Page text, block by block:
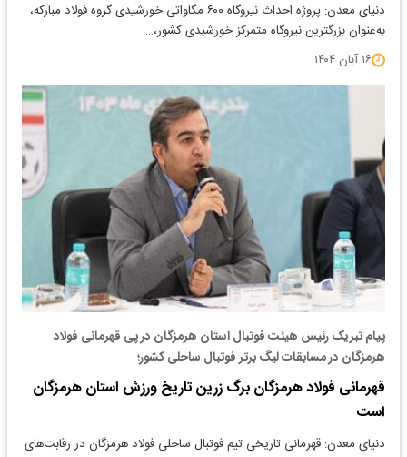
دنیای معدن: پروژه احداث نیروگاه ۶۰۰ مگاواتی خورشیدی گروه فولاد مبارکه،
به‌عنوان بزرگترین نیروگاه متمرکز خورشیدی کشور،…
۱۶ آبان ۱۴۰۴
پیام تبریک رئیس هیئت فوتبال استان هرمزگان در پی قهرمانی فولاد
هرمزگان در مسابقات لیگ برتر فوتبال ساحلی کشور؛
قهرمانی فولاد هرمزگان برگ زرین تاریخ ورزش استان هرمزگان
است
دنیای معدن: قهرمانی تاریخی تیم فوتبال ساحلی فولاد هرمزگان در رقابت‌های